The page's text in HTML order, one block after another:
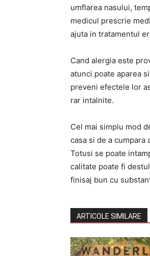
umflarea nasului,
medicul prescrie
ajuta in tratamentul
Cand alergia este
atunci poate aparea
preveni efectele lor
rar intalnite.
Cel mai simplu mod
casa si de a cumpara
Totusi se poate
calitate poate fi
finisaj bun cu
ARTICOLE SIMILARE